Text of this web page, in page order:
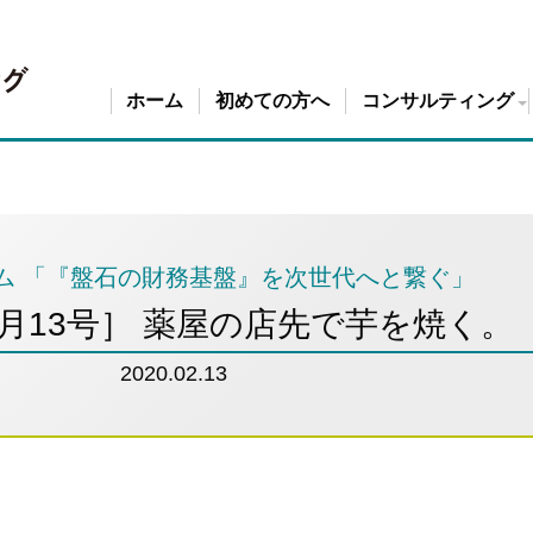
ホーム 初めての方へ コンサルティング
「『盤石の財務基盤』を次世代へと繋ぐ」
13号］ 薬屋の店先で芋を焼く。
2020.02.13